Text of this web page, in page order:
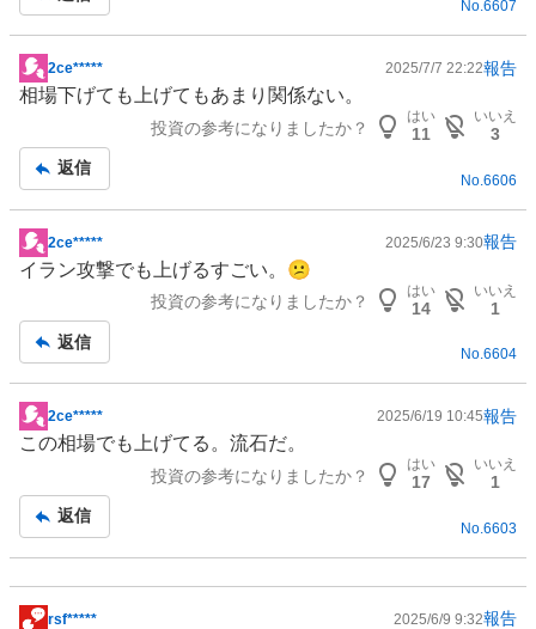
No.6607
掲
示
事
2ce***** 2025/7/7 22:22報告
相場下げても上げてもあまり関係ない。
投資の参考になりましたか？
はい
11
いいえ
3
返信
No. 6606
掲
示
事
2ce***** 2025/6/23 9:30報告
イラン攻撃でも上げるすごい。😕
投資の参考になりましたか？
はい
14
いいえ
1
返信
No.6604
掲
示
事
2ce***** 2025/6/19 10:45報告
この相場でも上げてる。流石だ。
投資の参考になりましたか？
はい
17
いいえ
1
返信
No. 6603
rsf***** 2025/6/9 9:32報告